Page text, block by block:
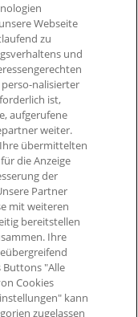
Nutzungsvetrag
App
Teilnahmevertrag
Programm
Webseite
zu
und
nalisierter
ist,
aufgerufene
weiter.
übermittelten
die Anzeige
der
Partner
mit weiteren
bereitstellen
Ihre
Buttons "Alle
Cookies
kann
zugelassen